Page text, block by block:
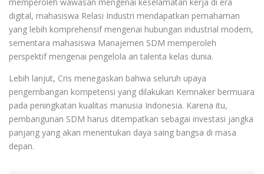
digital, mahasiswa Relasi Industri mendapatkan pemahaman
yang lebih komprehensif mengenai hubungan industrial modern,
sementara mahasiswa Manajemen SDM memperoleh
perspektif mengenai pengelola an talenta kelas dunia.
Lebih lanjut, Cris menegaskan bahwa seluruh upaya
pengembangan kompetensi yang dilakukan Kemnaker bermuara
pada peningkatan kualitas manusia Indonesia. Karena itu,
pembangunan SDM harus ditempatkan sebagai investasi jangka
panjang yang akan menentukan daya saing bangsa di masa
depan.